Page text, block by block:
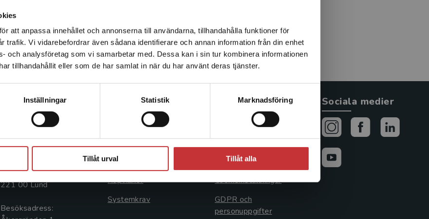
att anpassa innehållet och annonserna till användarna, tillhandahålla funktioner för
trafik. Vi vidarebefordrar även sådana identifierare och annan information från din enhet
och analysföretag som vi samarbetar med. Dessa kan i sin tur kombinera informationen
tillhandahållit eller som de har samlat in när du har använt deras tjänster.
Inställningar Statistik Marknadsföring
Tillåt urval Tillåt alla
Det verkar som att du besöker studentlitteratur.se via en
utanför Sverige. Vi erbjuder inte leveranser utanför
För att kunna slutföra ett köp måste
leveransadressen vara i Sverige.Läs mer
particularly anxiety disorders and depression. Throughout her training, she
has been dedicated to treating a range of emotional disorders in children
and adolescents, including anxiety, depression, and trauma.
Kontakta oss
Kontakta oss
046-31 20 00
Box 141
221 00 Lund
Besöksadress:
Kundservice
Kontakta kundservice
046-31 21 00
Frågor och svar
Köpvillkor
Systemkrav
Allmänna länkar
Avtal och rättigheter
Cookies
Cookieinställningar
GDPR och
personuppgifter
Sociala medier